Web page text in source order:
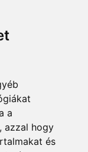
a
azzal hogy
és